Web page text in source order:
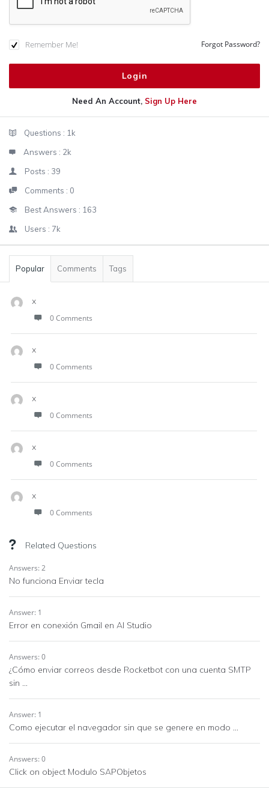
Remember Me! Forgot Password?
Need An Account, Sign Up Here
StatsQuestions : 1k
Answers : 2k
Posts : 39
Comments : 0
Best Answers : 163
Users : 7k
Popular Comments Tags
x
0 Comments
x
0 Comments
x
0 Comments
x
0 Comments
x
0 Comments
Related Questions
Answers: 2
No funciona Enviar tecla
Answer: 1
Error en conexión Gmail en AI Studio
Answers: 0
¿Cómo enviar correos desde Rocketbot con una cuenta SMTP
sin ...
Answer: 1
Como ejecutar el navegador sin que se genere en modo ...
Answers: 0
Click on object Modulo SAPObjetos